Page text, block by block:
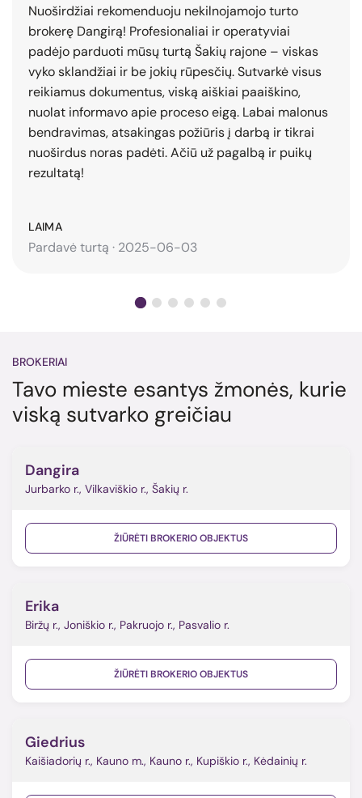
Nuoširdžiai rekomenduoju nekilnojamojo turto
brokerę Dangirą! Profesionaliai ir operatyviai
padėjo parduoti mūsų turtą Šakių rajone – viskas
vyko sklandžiai ir be jokių rūpesčių. Sutvarkė visus
reikiamus dokumentus, viską aiškiai paaiškino,
nuolat informavo apie proceso eigą. Labai malonus
bendravimas, atsakingas požiūris į darbą ir tikrai
nuoširdus noras padėti. Ačiū už pagalbą ir puikų
rezultatą!
LAIMA
Pardavė turtą · 2025-06-03
BROKERIAI
Tavo mieste esantys žmonės, kurie
viską sutvarko greičiau
Dangira
Jurbarko r., Vilkaviškio r., Šakių r.
ŽIŪRĖTI BROKERIO OBJEKTUS
Erika
Biržų r., Joniškio r., Pakruojo r., Pasvalio r.
ŽIŪRĖTI BROKERIO OBJEKTUS
Giedrius
Kaišiadorių r., Kauno m., Kauno r., Kupiškio r., Kėdainių r.